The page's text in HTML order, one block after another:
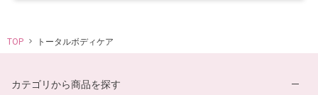
TOP トータルボディケア
カテゴリから商品を探す